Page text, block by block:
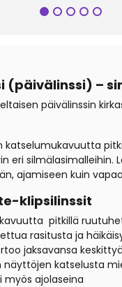
(päivälinssi) –
päivälinssin
eri silmälasimalleihin.
ajamiseen kuin
klipsilinssit
pitkillä
rasitusta ja
jaksavansa
näyttöjen katselusta
myös ajolaseina